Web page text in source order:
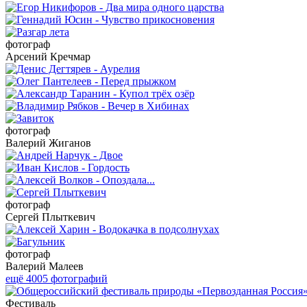
фотограф
Арсений Кречмар
фотограф
Валерий Жиганов
фотограф
Сергей Плыткевич
фотограф
Валерий Малеев
ещё 4005 фотографий
Фестиваль